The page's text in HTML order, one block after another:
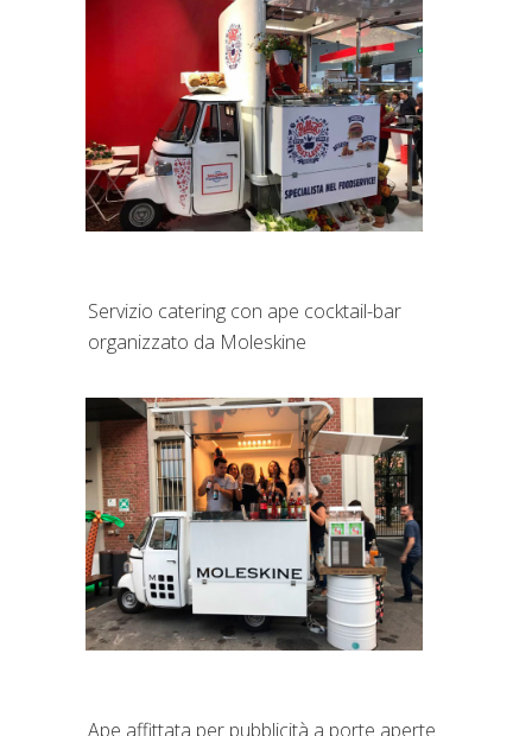
Servizio catering con ape cocktail-bar
organizzato da Moleskine
Ape affittata per pubblicità a porte aperte